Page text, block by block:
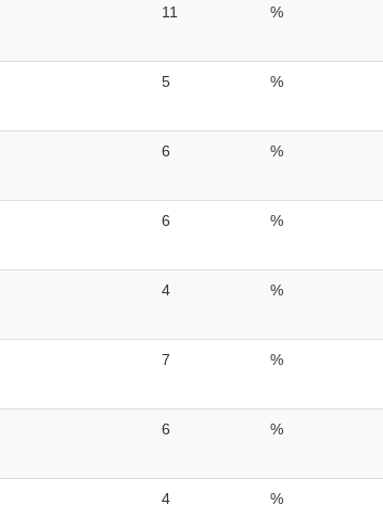
11 %
5 %
6 %
6 %
4 %
7 %
6 %
4 %